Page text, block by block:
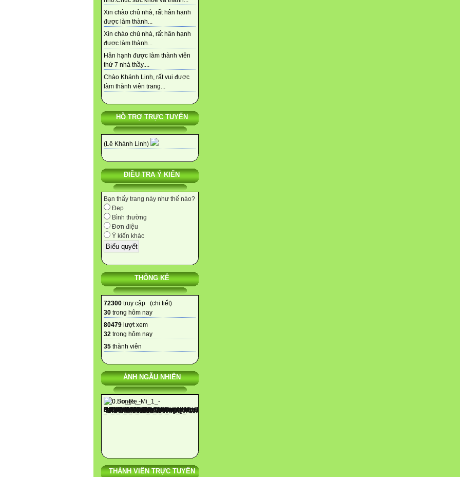
Xin chào chủ nhà, rất hân hạnh
được làm thành...
Xin chào chủ nhà, rất hân hạnh
được làm thành...
Hân hạnh được làm thành viên
thứ 7 nhà thầy....
Chào Khánh Linh, rất vui được
làm thành viên trang...
HỖ TRỢ TRỰC TUYẾN
(Lê Khánh Linh)
ĐIỀU TRA Ý KIẾN
Bạn thấy trang này như thế nào?
Đẹp
Bình thường
Đơn điệu
Ý kiến khác
THỐNG KÊ
72300 truy cập (chi tiết)
30 trong hôm nay
80479 lượt xem
32 trong hôm nay
35 thành viên
ẢNH NGẪU NHIÊN
THÀNH VIÊN TRỰC TUYẾN